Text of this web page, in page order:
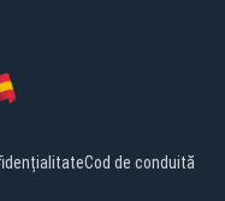
Cod de conduită